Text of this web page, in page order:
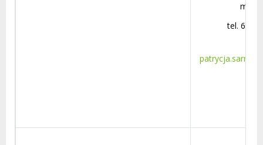
tel. 663